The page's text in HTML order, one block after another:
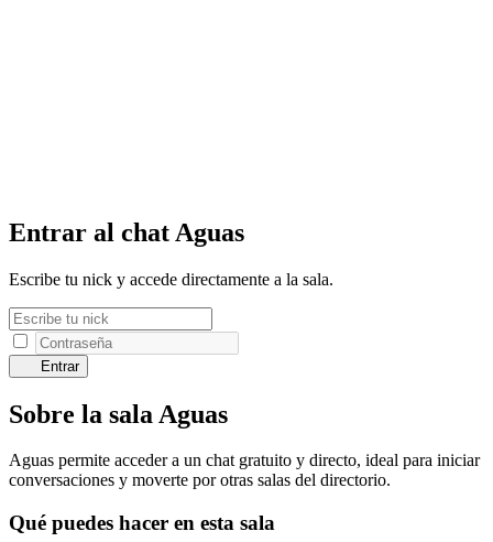
Entrar al chat Aguas
Escribe tu nick y accede directamente a la sala.
Entrar
Sobre la sala Aguas
Aguas permite acceder a un chat gratuito y directo, ideal para iniciar
conversaciones y moverte por otras salas del directorio.
Qué puedes hacer en esta sala